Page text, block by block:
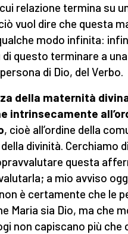
relazione termina su
vuol dire che questa
modo infinita:
di questo terminare a
di Dio, del Verbo.
della maternità
intrinsecamente
, cioè all’ordine della
divinità. Cerchiamo
questa
a mio avviso
è certamente che le
Maria sia Dio, ma che
non capiscano più che